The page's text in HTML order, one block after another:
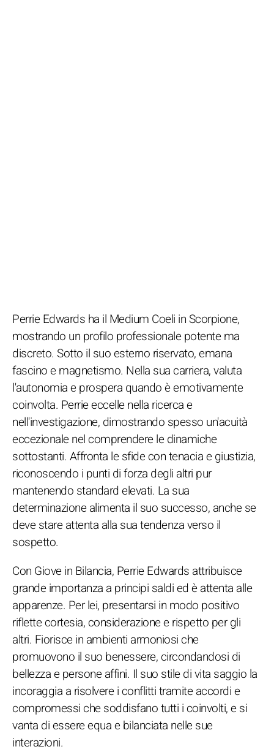
Perrie Edwards ha il Medium Coeli in Scorpione,
mostrando un profilo professionale potente ma
discreto. Sotto il suo esterno riservato, emana
fascino e magnetismo. Nella sua carriera, valuta
l'autonomia e prospera quando è emotivamente
coinvolta. Perrie eccelle nella ricerca e
nell'investigazione, dimostrando spesso un'acuità
eccezionale nel comprendere le dinamiche
sottostanti. Affronta le sfide con tenacia e giustizia,
riconoscendo i punti di forza degli altri pur
mantenendo standard elevati. La sua
determinazione alimenta il suo successo, anche se
deve stare attenta alla sua tendenza verso il
sospetto.
Con Giove in Bilancia, Perrie Edwards attribuisce
grande importanza a principi saldi ed è attenta alle
apparenze. Per lei, presentarsi in modo positivo
riflette cortesia, considerazione e rispetto per gli
altri. Fiorisce in ambienti armoniosi che
promuovono il suo benessere, circondandosi di
bellezza e persone affini. Il suo stile di vita saggio la
incoraggia a risolvere i conflitti tramite accordi e
compromessi che soddisfano tutti i coinvolti, e si
vanta di essere equa e bilanciata nelle sue
interazioni.